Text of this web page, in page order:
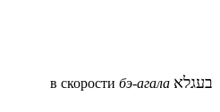
в скорости бэ-агала בעגלא